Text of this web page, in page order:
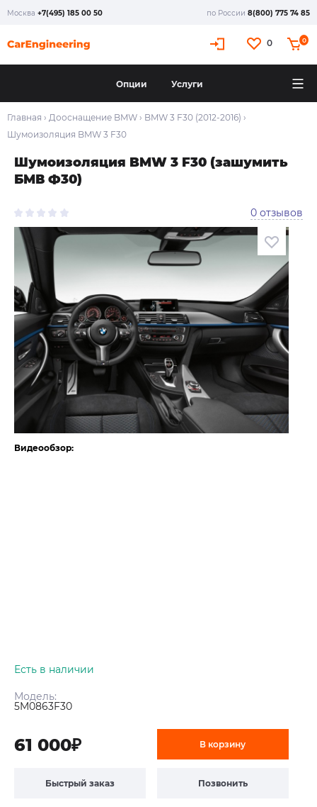
Москва +7(495) 185 00 50 по России 8(800) 775 74 85
0 0
Опции Услуги
Главная › Дооснащение BMW › BMW 3 F30 (2012-2016) ›
Шумоизоляция BMW 3 F30
Шумоизоляция BMW 3 F30 (зашумить
БМВ Ф30)
0 отзывов
Видеообзор:
Есть в наличии
Модель:
5M0863F30
61 000₽ В корзину
Быстрый заказ Позвонить